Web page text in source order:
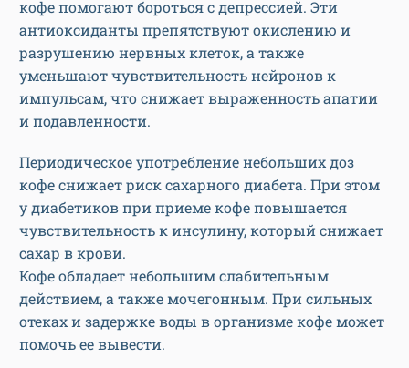
кофе помогают бороться с депрессией. Эти
антиоксиданты препятствуют окислению и
разрушению нервных клеток, а также
уменьшают чувствительность нейронов к
импульсам, что снижает выраженность апатии
и подавленности.
Периодическое употребление небольших доз
кофе снижает риск сахарного диабета. При этом
у диабетиков при приеме кофе повышается
чувствительность к инсулину, который снижает
сахар в крови.
Кофе обладает небольшим слабительным
действием, а также мочегонным. При сильных
отеках и задержке воды в организме кофе может
помочь ее вывести.